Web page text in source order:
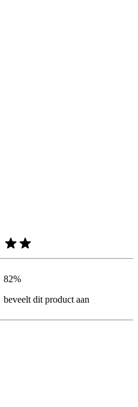
door Bazaarvoice en voldoen
voor iedereen, of het nu een
82%
beveelt dit product aan